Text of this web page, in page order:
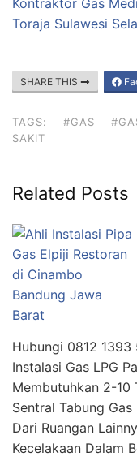
Kontraktor Gas
Toraja Sulawesi
SHARE THIS
TAGS: #GAS
SAKIT
Related Posts
Hubungi 0812
Instalasi Gas LPG
Membutuhkan 2-10
Sentral Tabung
Dari Ruangan
Kecelakaan Dalam